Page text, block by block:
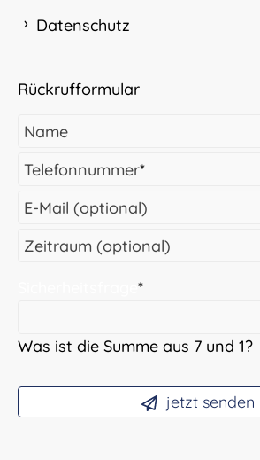
Datenschutz
Rückrufformular
Name
Telefonnummer*
E-Mail (optional)
Zeitraum (optional)
*
Was ist die Summe aus 7 und 1?
jetzt senden